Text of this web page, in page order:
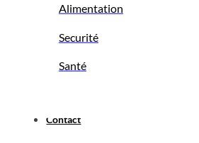
Alimentation
Securité
Santé
Contact